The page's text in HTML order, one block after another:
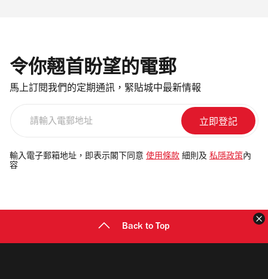
令你翹首盼望的電郵
馬上訂閱我們的定期通訊，緊貼城中最新情報
電
郵
輸入電子郵箱地址，即表示閣下同意 使用條款 細則及 私隱政策 內
容
Back to Top